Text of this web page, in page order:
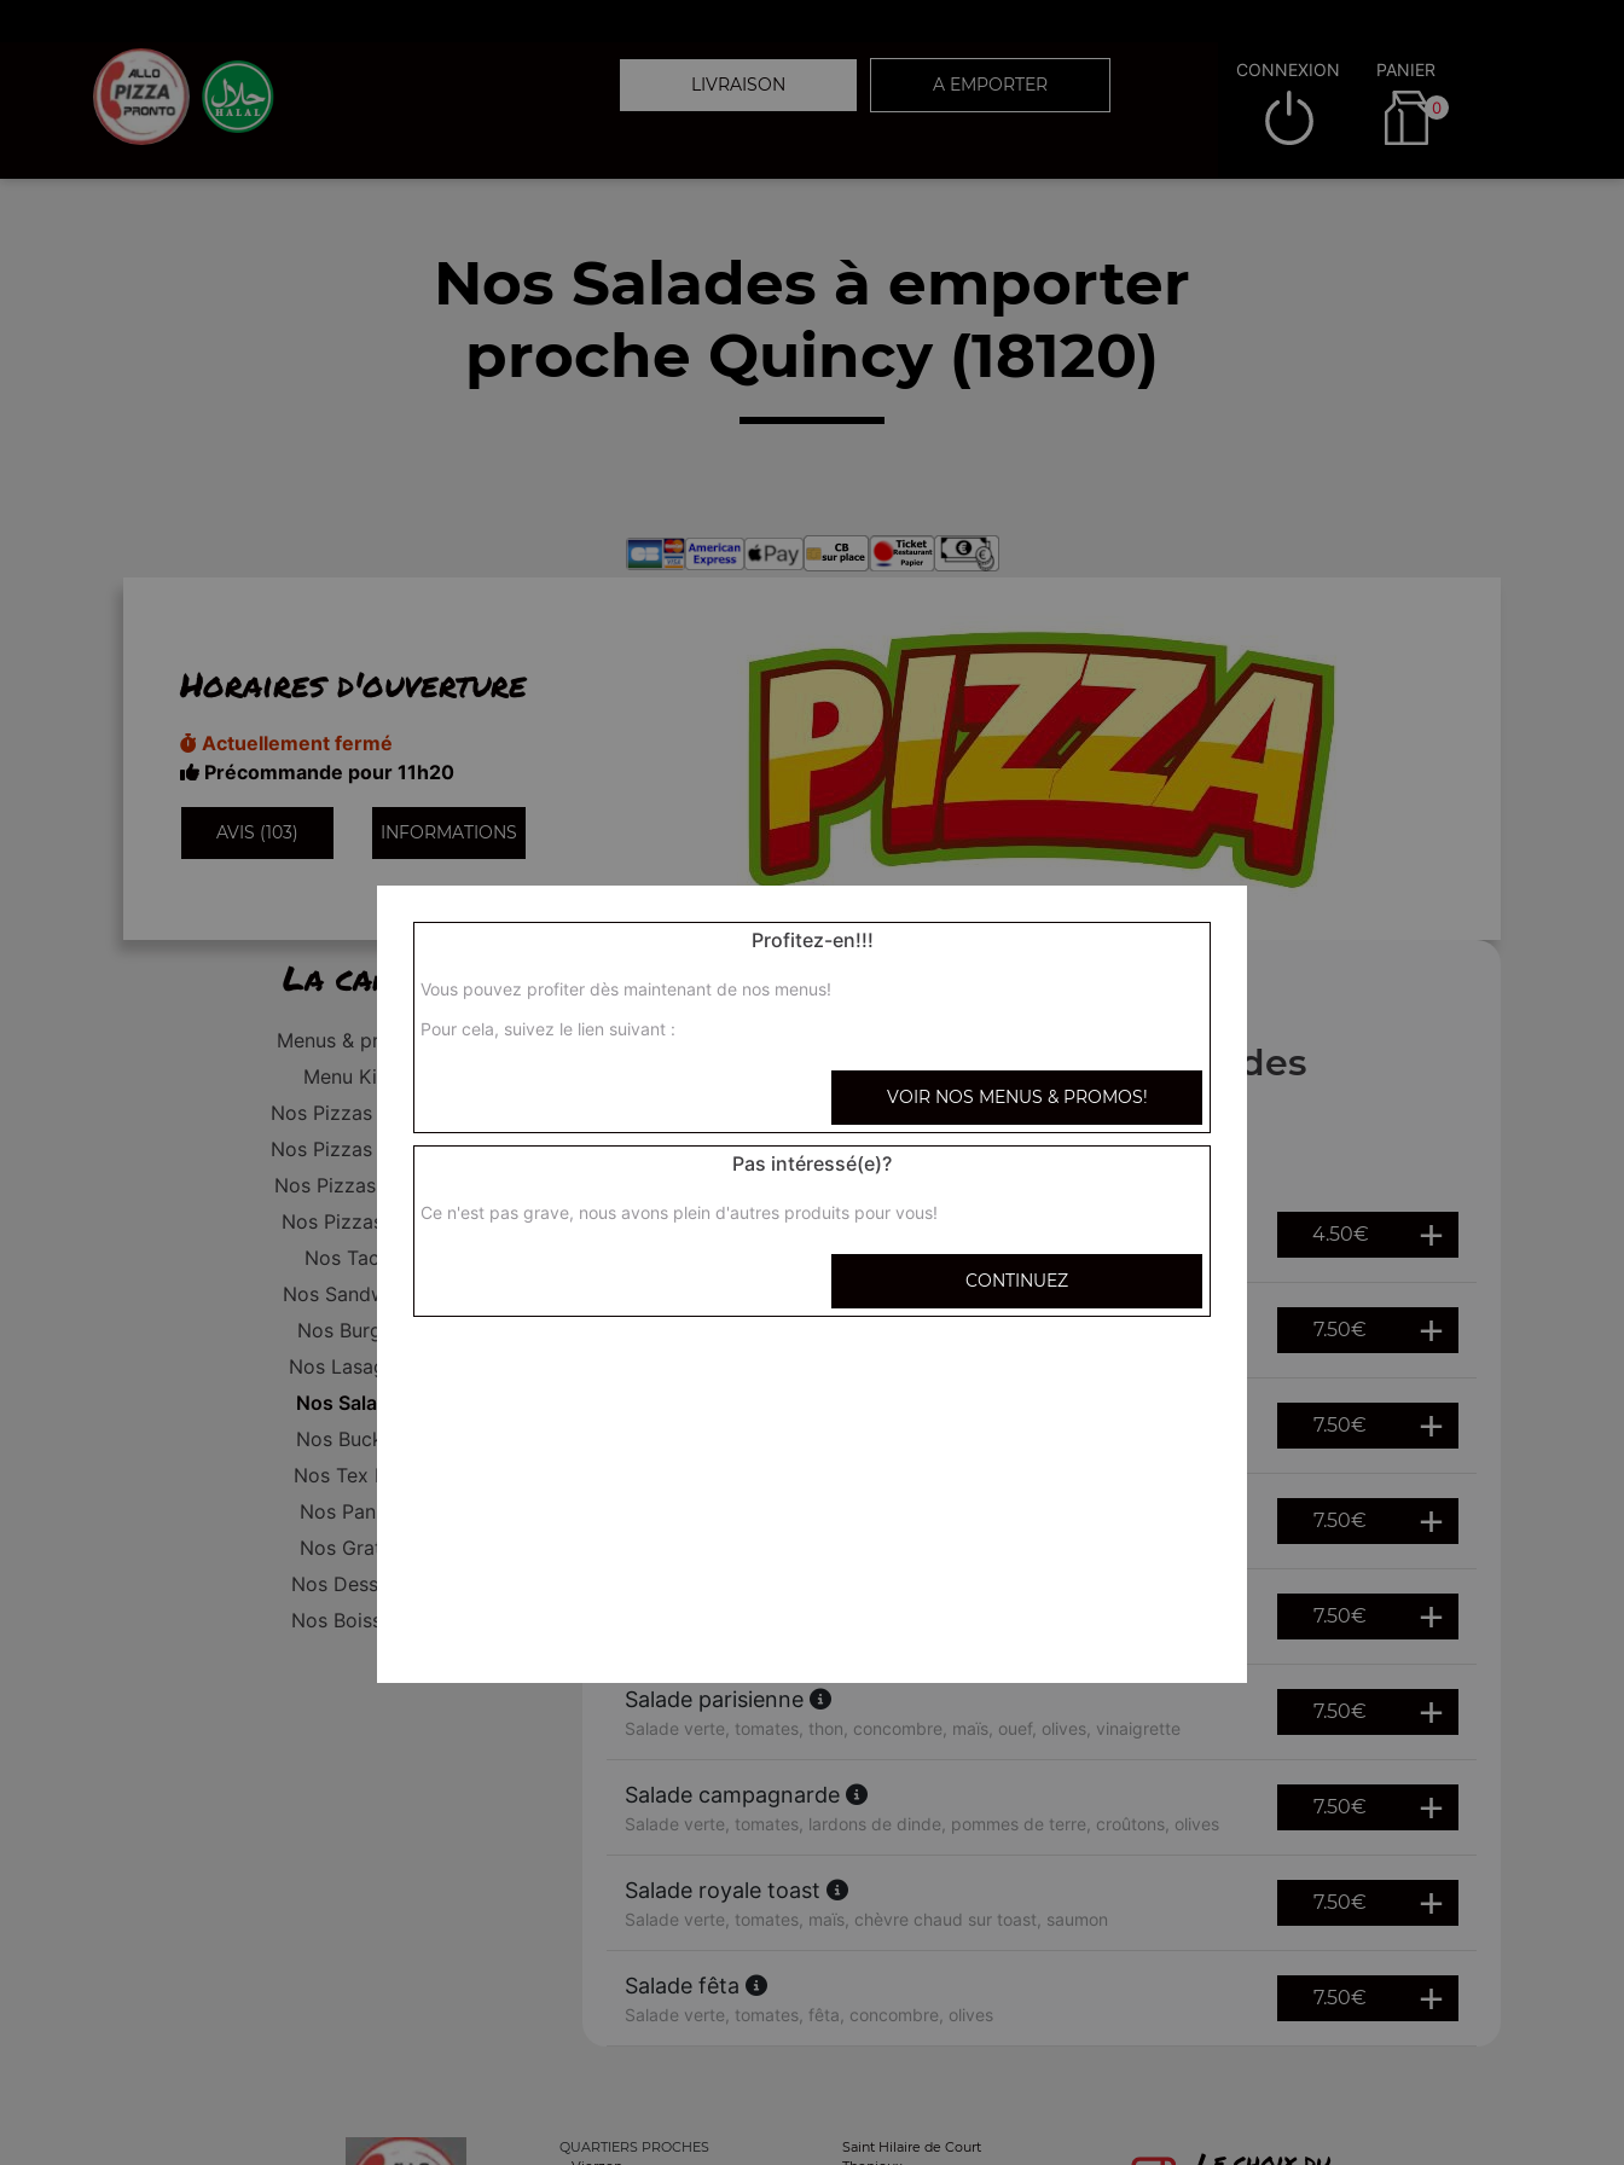
LIVRAISON A EMPORTER
CONNEXION PANIER
0
Nos Salades à emporter
proche Quincy (18120)
Horaires d'ouverture
Actuellement fermé
Précommande pour 11h20
AVIS (103) INFORMATIONS
La carte
Menus & promos
Menu Kid's
Nos Pizzas Junior
Nos Pizzas Sénior
Nos Pizzas Méga
Nos Pizzas XXL
Nos Tacos
Nos Sandwichs
Nos Burgers
Nos Lasagnes
Nos Salades
Nos Buckets
Nos Tex Mex
Nos Paninis
Nos Gratins
Nos Desserts
Nos Boissons
Nos Salades
Salade classic 4.50€
Salade avocat crabe 7.50€
7.50€
7.50€
7.50€
Salade parisienne
Salade verte, tomates, thon, concombre, maïs, ouef, olives, vinaigrette
7.50€
Salade campagnarde
Salade verte, tomates, lardons de dinde, pommes de terre, croûtons, olives
7.50€
Salade royale toast
Salade verte, tomates, maïs, chèvre chaud sur toast, saumon
7.50€
Salade fêta
Salade verte, tomates, fêta, concombre, olives
7.50€
QUARTIERS PROCHES
Saint Hilaire de Court
Profitez-en!!!
Vous pouvez profiter dès maintenant de nos menus!
Pour cela, suivez le lien suivant :
VOIR NOS MENUS & PROMOS!
Pas intéressé(e)?
Ce n'est pas grave, nous avons plein d'autres produits pour vous!
CONTINUEZ